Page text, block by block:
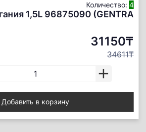
Количество: 4
1,5L 96875090 (GENTRA
31150₸
34611₸
Добавить в корзину